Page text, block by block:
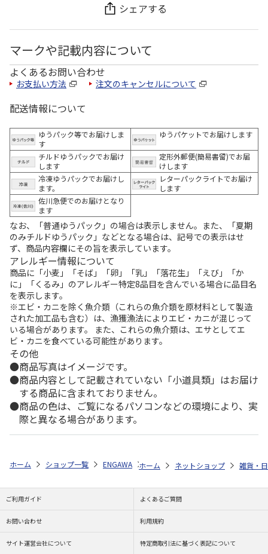
シェアする
マークや記載内容について
よくあるお問い合わせ
お支払い方法 注文のキャンセルについて
配送情報について
ゆうパック等でお届けしま
す
ゆうパケットでお届けします
チルドゆうパックでお届け
します
定形外郵便(簡易書留)でお届
けします
冷凍ゆうパックでお届けし
ます。
レターパックライトでお届け
します
佐川急便でのお届けとなり
ます
なお、「普通ゆうパック」の場合は表示しません。また、「夏期
のみチルドゆうパック」などとなる場合は、記号での表示はせ
ず、商品内容欄にその旨を表示しています。
アレルギー情報について
商品に「小麦」「そば」「卵」「乳」「落花生」「えび」「か
に」「くるみ」のアレルギー特定8品目を含んでいる場合に品目名
を表示します。
※エビ・カニを除く魚介類（これらの魚介類を原材料として製造
された加工品も含む）は、漁獲漁法によりエビ・カニが混じって
いる場合があります。 また、これらの魚介類は、エサとしてエ
ビ・カニを食べている可能性があります。
その他
商品写真はイメージです。
商品内容として記載されていない「小道具類」はお届け
する商品に含まれておりません。
商品の色は、ご覧になるパソコンなどの環境により、実
際と異なる場合があります。
ホーム ショップ一覧 ENGAWA 「スタンドマイヒーローズ」9th
ホーム ネットショップ 雑貨・
ご利用ガイド よくあるご質問
お問い合わせ 利用規約
サイト運営会社について 特定商取引法に基づく表記について